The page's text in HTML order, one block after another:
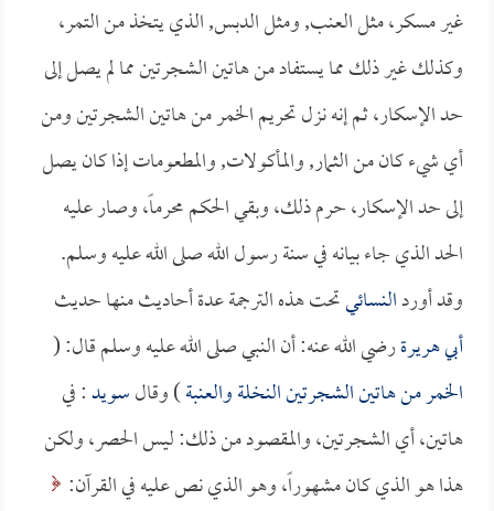
غير مسكر، مثل العنب, ومثل الدبس, الذي يتخذ من التمر،
وكذلك غير ذلك مما يستفاد من هاتين الشجرتين مما لم يصل إلى
حد الإسكار، ثم إنه نزل تحريم الخمر من هاتين الشجرتين ومن
أي شيء كان من الثمار, والمأكولات, والمطعومات إذا كان يصل
إلى حد الإسكار، حرم ذلك، وبقي الحكم محرماً، وصار عليه
الحد الذي جاء بيانه في سنة رسول الله صلى الله عليه وسلم.
وقد أوردالنسائيتحت هذه الترجمة عدة أحاديث منها حديث
أبي هريرةرضي الله عنه: أن النبي صلى الله عليه وسلم قال: (
الخمر من هاتين الشجرتين النخلة والعنبة) وقالسويد: في
هاتين، أي الشجرتين، والمقصود من ذلك: ليس الحصر، ولكن
هذا هو الذي كان مشهوراً، وهو الذي نص عليه في القرآن: